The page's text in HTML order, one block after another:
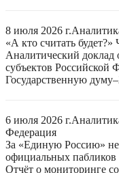
8 июля 2026 г.
«А кто считать
Аналитический доклад
субъектов Российской
Государственную
6 июля 2026 г.
Федерация
За «Единую Россию»
официальных пабликов
Отчёт о мониторинге